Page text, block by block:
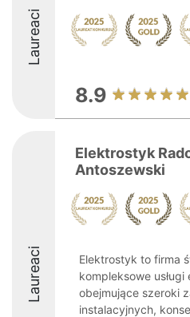
Laureaci
8.9
Laureaci
Elektrostyk
Antoszewski
Elektrostyk to firma
kompleksowe
obejmujące szeroki
instalacyjnych,